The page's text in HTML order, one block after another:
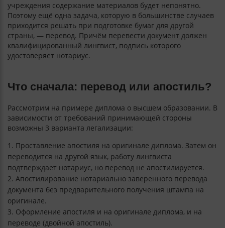
учреждения содержание материалов будет непонятно.
Поэтому ещё одна задача, которую в большинстве случаев
приходится решать при подготовке бумаг для другой
страны, — перевод. Причём перевести документ должен
квалифицированный лингвист, подпись которого
удостоверяет нотариус.
Что сначала: перевод или апостиль?
Рассмотрим на примере диплома о высшем образовании. В
зависимости от требований принимающей стороны
возможны 3 варианта легализации:
Проставление апостиля на оригинале диплома. Затем он
переводится на другой язык, работу лингвиста
подтверждает нотариус, но перевод не апостилируется.
Апостилирование нотариально заверенного перевода
документа без предварительного получения штампа на
оригинале.
Оформление апостиля и на оригинале диплома, и на
переводе (двойной апостиль).